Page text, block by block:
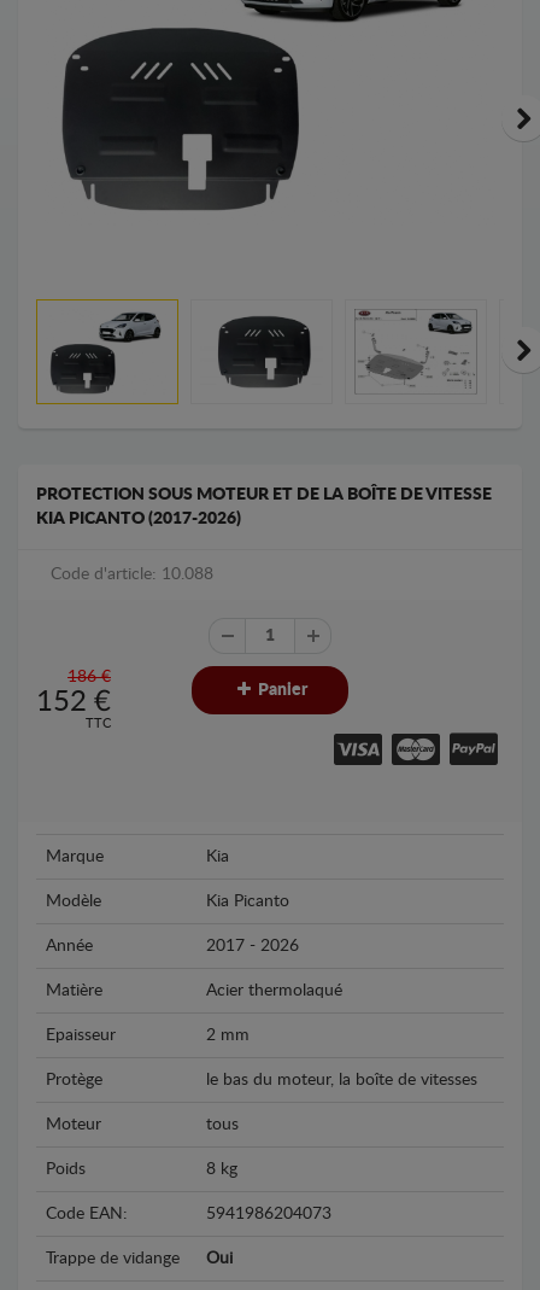
PROTECTION SOUS MOTEUR ET DE LA BOÎTE DE VITESSE
KIA PICANTO (2017-2026)
Code d'article: 10.088
186 €
152 €
TTC
Panier
Marque Kia
Modèle Kia Picanto
Année 2017 - 2026
Matière Acier thermolaqué
Epaisseur 2 mm
Protège le bas du moteur, la boîte de vitesses
Moteur tous
Poids 8 kg
Code EAN: 5941986204073
Trappe de vidange Oui